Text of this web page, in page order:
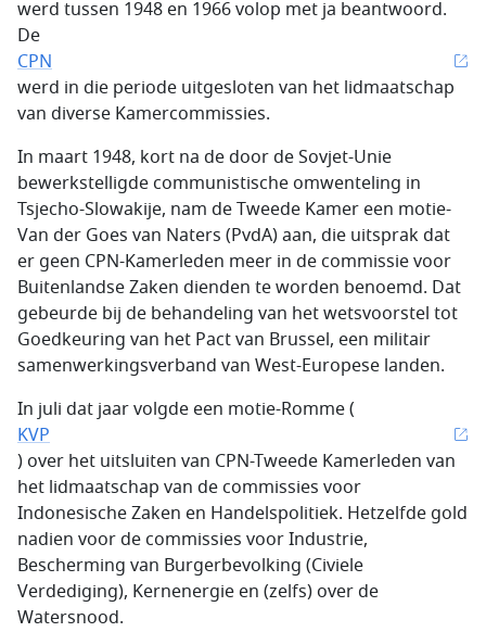
werd tussen 1948 en 1966 volop met ja beantwoord.
De
CPN
werd in die periode uitgesloten van het lidmaatschap
van diverse Kamercommissies.
In maart 1948, kort na de door de Sovjet-Unie
bewerkstelligde communistische omwenteling in
Tsjecho-Slowakije, nam de Tweede Kamer een motie-
Van der Goes van Naters (PvdA) aan, die uitsprak dat
er geen CPN-Kamerleden meer in de commissie voor
Buitenlandse Zaken dienden te worden benoemd. Dat
gebeurde bij de behandeling van het wetsvoorstel tot
Goedkeuring van het Pact van Brussel, een militair
samenwerkingsverband van West-Europese landen.
In juli dat jaar volgde een motie-Romme (
KVP
) over het uitsluiten van CPN-Tweede Kamerleden van
het lidmaatschap van de commissies voor
Indonesische Zaken en Handelspolitiek. Hetzelfde gold
nadien voor de commissies voor Industrie,
Bescherming van Burgerbevolking (Civiele
Verdediging), Kernenergie en (zelfs) over de
Watersnood.